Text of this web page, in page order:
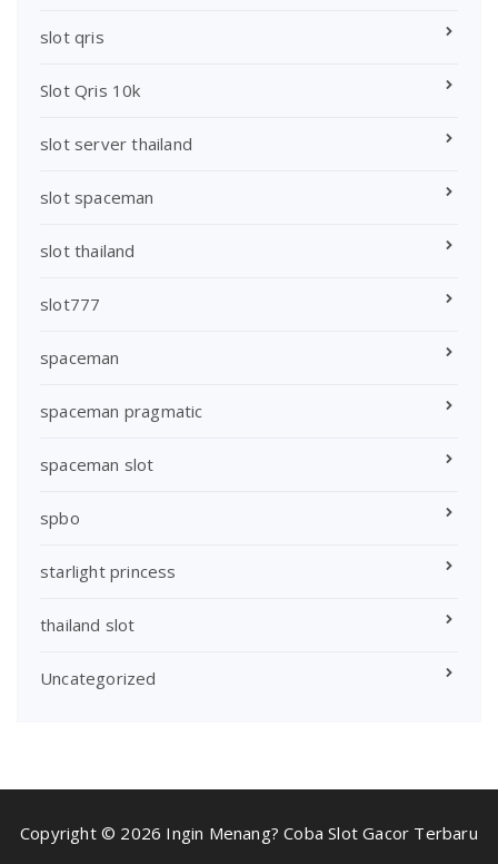
slot qris
Slot Qris 10k
slot server thailand
slot spaceman
slot thailand
slot777
spaceman
spaceman pragmatic
spaceman slot
spbo
starlight princess
thailand slot
Uncategorized
Copyright © 2026 Ingin Menang? Coba Slot Gacor Terbaru